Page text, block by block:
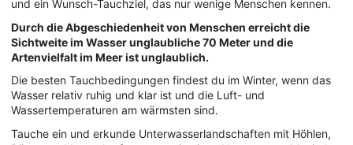
und ein Wunsch-Tauchziel, das nur wenige Menschen kennen.
Durch die Abgeschiedenheit von Menschen erreicht die
Sichtweite im Wasser unglaubliche 70 Meter und die
Artenvielfalt im Meer ist unglaublich.
Die besten Tauchbedingungen findest du im Winter, wenn das
Wasser relativ ruhig und klar ist und die Luft- und
Wassertemperaturen am wärmsten sind.
Tauche ein und erkunde Unterwasserlandschaften mit Höhlen,